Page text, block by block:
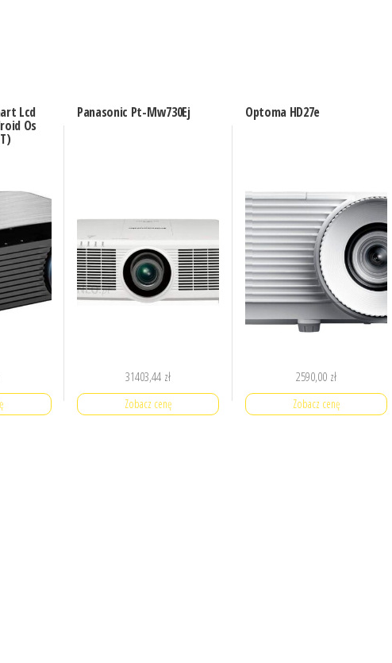
Lcd
Os
Panasonic Pt-Mw730Ej
31403,44 zł
Zobacz cenę
Optoma HD27e
2590,00 zł
Zobacz cenę